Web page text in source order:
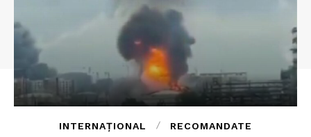
INTERNAȚIONAL RECOMANDATE